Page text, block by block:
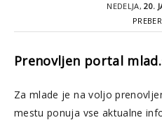
NEDELJA,20.
Prenovljen portal
Za mlade je na voljo
mestu ponuja vse aktualne